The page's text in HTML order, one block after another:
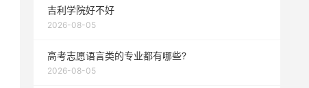
吉利学院好不好
2026-08-05
高考志愿语言类的专业都有哪些?
2026-08-05